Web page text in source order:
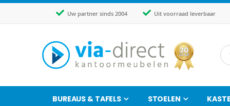
Uw partner sinds 2004 Uit voorraad leverbaar
BUREAUS & TAFELS STOELEN